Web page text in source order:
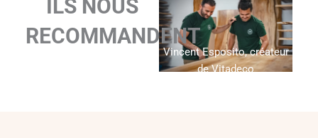
Vincent Esposito, créateur
de Vitadeco
ILS NOUS
RECOMMANDENT